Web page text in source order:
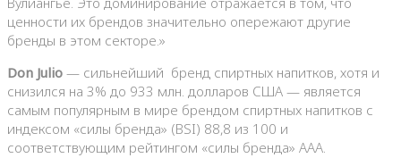
ценности их брендов значительно опережают другие
бренды в этом секторе.»
Don Julio — сильнейший бренд спиртных напитков, хотя и
снизился на 3% до 933 млн. долларов США — является
самым популярным в мире брендом спиртных напитков с
индексом «силы бренда» (BSI) 88,8 из 100 и
соответствующим рейтингом «силы бренда» AAA.